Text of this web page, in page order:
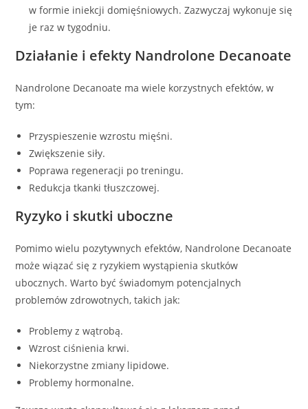
w formie iniekcji domięśniowych. Zazwyczaj wykonuje się
je raz w tygodniu.
Działanie i efekty Nandrolone Decanoate
Nandrolone Decanoate ma wiele korzystnych efektów, w
tym:
Przyspieszenie wzrostu mięśni.
Zwiększenie siły.
Poprawa regeneracji po treningu.
Redukcja tkanki tłuszczowej.
Ryzyko i skutki uboczne
Pomimo wielu pozytywnych efektów, Nandrolone Decanoate
może wiązać się z ryzykiem wystąpienia skutków
ubocznych. Warto być świadomym potencjalnych
problemów zdrowotnych, takich jak:
Problemy z wątrobą.
Wzrost ciśnienia krwi.
Niekorzystne zmiany lipidowe.
Problemy hormonalne.